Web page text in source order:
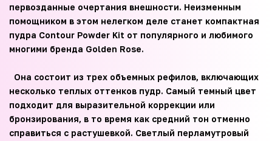
первозданные очертания внешности. Неизменным
помощником в этом нелегком деле станет компактная
пудра Contour Powder Kit от популярного и любимого
многими бренда Golden Rose.
Она состоит из трех объемных рефилов, включающих
несколько теплых оттенков пудр. Самый темный цвет
подходит для выразительной коррекции или
бронзирования, в то время как средний тон отменно
справиться с растушевкой. Светлый перламутровый